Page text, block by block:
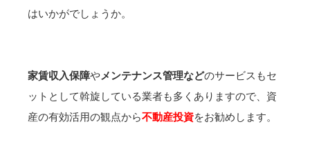
はいかがでしょうか。
家賃収入保障やメンテナンス管理などのサービスもセ
ットとして斡旋している業者も多くありますので、資
産の有効活用の観点から不動産投資をお勧めします。